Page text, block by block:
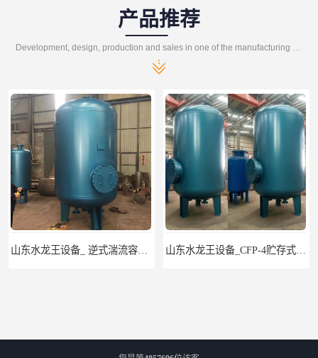
产品推荐
Development, design, production and sales in one of the manufacturing enterprises
山东水龙王设备_ 逆式湍流容积式换热器 山东水龙王设备_CFP-4贮存式浮动盘管换热器